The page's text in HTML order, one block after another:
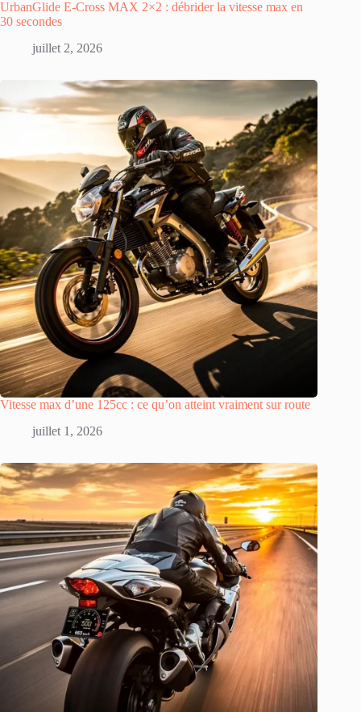
UrbanGlide E-Cross MAX 2×2 : débrider la vitesse max en
30 secondes
juillet 2, 2026
Vitesse max d’une 125cc : ce qu’on atteint vraiment sur route
juillet 1, 2026